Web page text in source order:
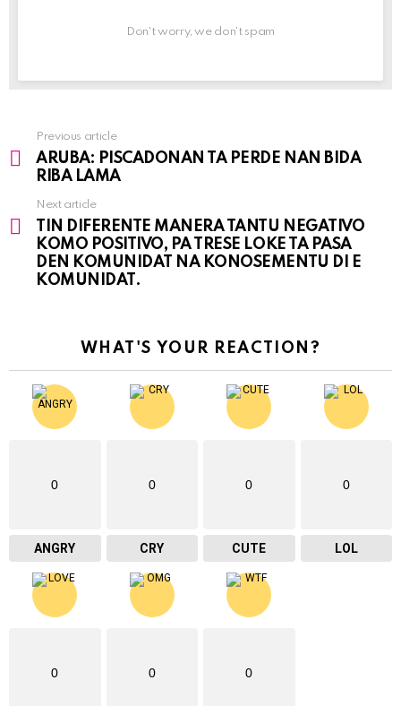
Don't worry, we don't spam
See
more
Previous article
ARUBA: PISCADONAN TA PERDE NAN BIDA
RIBA LAMA
Next article
TIN DIFERENTE MANERA TANTU NEGATIVO
KOMO POSITIVO, PA TRESE LOKE TA PASA
DEN KOMUNIDAT NA KONOSEMENTU DI E
KOMUNIDAT.
WHAT'S YOUR REACTION?
0
ANGRY
0
CRY
0
CUTE
0
LOL
0 0 0